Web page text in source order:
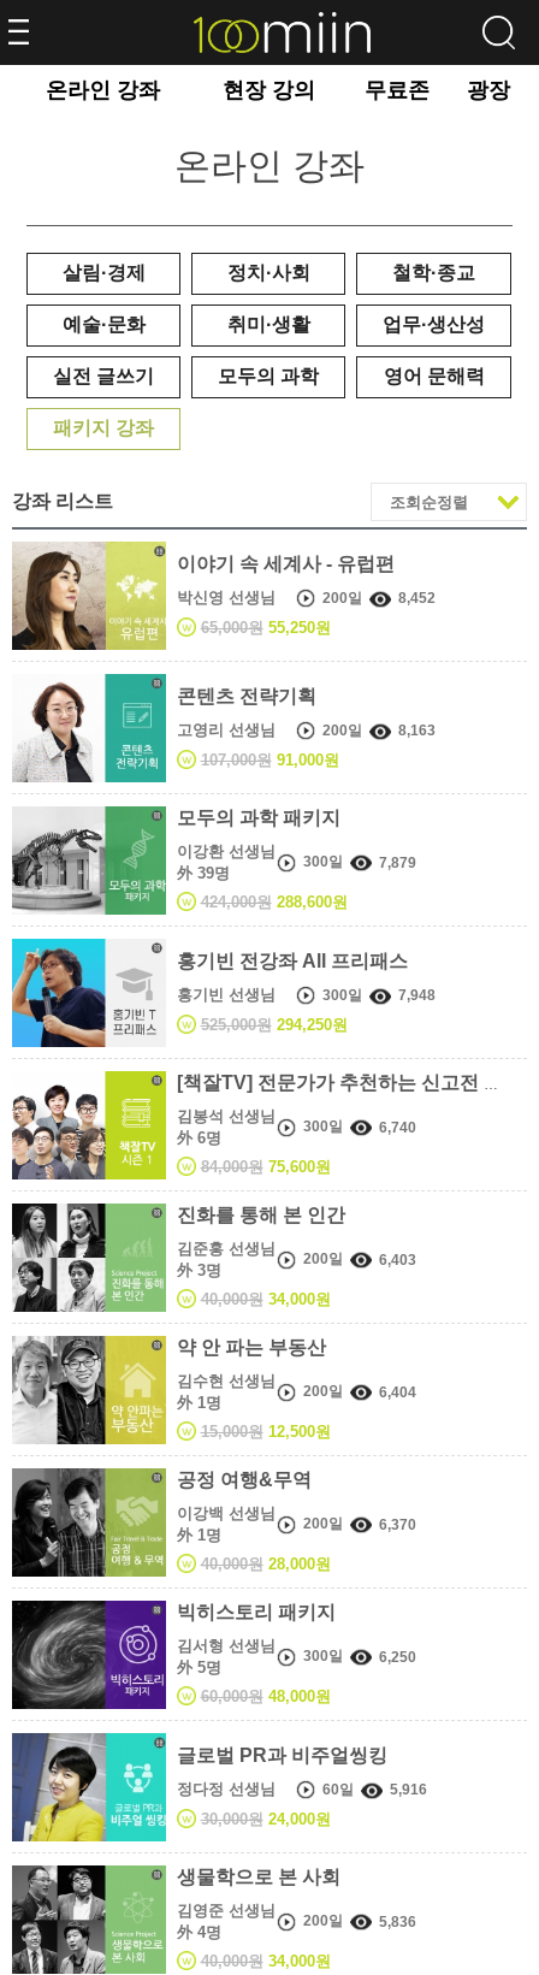
온라인 강좌 현장 강의 무료존 광장
온라인 강좌
살림·경제 정치·사회 철학·종교
예술·문화 취미·생활 업무·생산성
실전 글쓰기 모두의 과학 영어 문해력
패키지 강좌
강좌 리스트
이야기 속 세계사 - 유럽편
박신영 선생님 200일 8,452
65,000원55,250원
콘텐츠 전략기획
고영리 선생님 200일 8,163
107,000원91,000원
모두의 과학 패키지
이강환 선생님
外 39명
300일 7,879
424,000원288,600원
홍기빈 전강좌 All 프리패스
홍기빈 선생님 300일 7,948
525,000원294,250원
[책잘TV] 전문가가 추천하는 신고전 시즌 1
김봉석 선생님
外 6명
300일 6,740
84,000원75,600원
진화를 통해 본 인간
김준홍 선생님
外 3명
200일 6,403
40,000원34,000원
약 안 파는 부동산
김수현 선생님
外 1명
200일 6,404
15,000원12,500원
공정 여행&무역
이강백 선생님
外 1명
200일 6,370
40,000원28,000원
빅히스토리 패키지
김서형 선생님
外 5명
300일 6,250
60,000원48,000원
글로벌 PR과 비주얼씽킹
정다정 선생님 60일 5,916
30,000원24,000원
생물학으로 본 사회
김영준 선생님
外 4명
200일 5,836
40,000원34,000원